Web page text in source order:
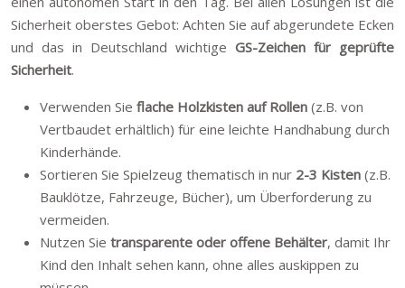
Sicherheit oberstes Gebot: Achten Sie auf abgerundete Ecken
und das in Deutschland wichtige GS-Zeichen für geprüfte
Sicherheit.
Verwenden Sie flache Holzkisten auf Rollen (z.B. von
Vertbaudet erhältlich) für eine leichte Handhabung durch
Kinderhände.
Sortieren Sie Spielzeug thematisch in nur 2-3 Kisten (z.B.
Bauklötze, Fahrzeuge, Bücher), um Überforderung zu
vermeiden.
Nutzen Sie transparente oder offene Behälter, damit Ihr
Kind den Inhalt sehen kann, ohne alles auskippen zu